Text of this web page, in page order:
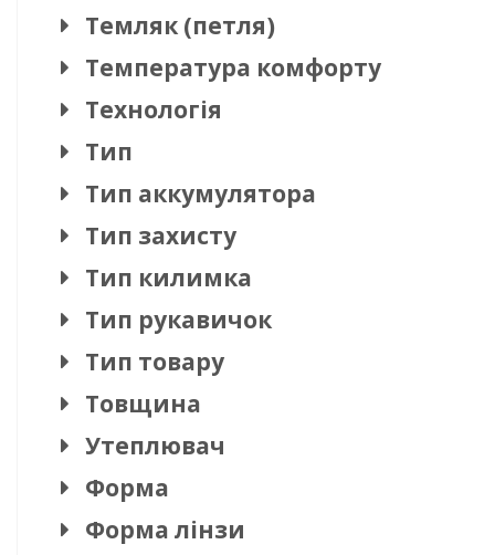
Темляк (петля)
Температура комфорту
Технологія
Тип
Тип аккумулятора
Тип захисту
Тип килимка
Тип рукавичок
Тип товару
Товщина
Утеплювач
Форма
Форма лінзи